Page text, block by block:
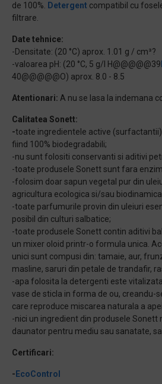
de 100%.
Detergent compatibil cu
filtrare.
Date tehnice:
-Densitate: (20 °C) aprox. 1.01 g / cm³?
-valoarea pH: (20 °C, 5 g/l H@@@@@39
40@@@@@O) aprox. 8.0 - 8.5
Atentionari: A nu se lasa la indemana
Calitatea Sonett:
-toate ingredientele active
fiind 100% biodegradabili;
-nu sunt folositi conservanti si aditivi
-toate produsele Sonett sunt fara
-folosim doar sapun vegetal pur din
agricultura ecologica si/sau
-toate parfumurile provin din uleiuri
posibil din culturi salbatice;
-toate produsele Sonett contin aditivi
un mixer oloid printr-o formula unica.
unici sunt compusi din: tamaie, aur,
masline, saruri din petale de trandafir,
-apa folosita la detergenti este
vase de sticla in forma de ou, creandu-
care reproduce miscarea naturala a
-nici un ingredient din produsele Sonett
daunator pentru mediu sau sanatate,
Certificari:
- EcoControl